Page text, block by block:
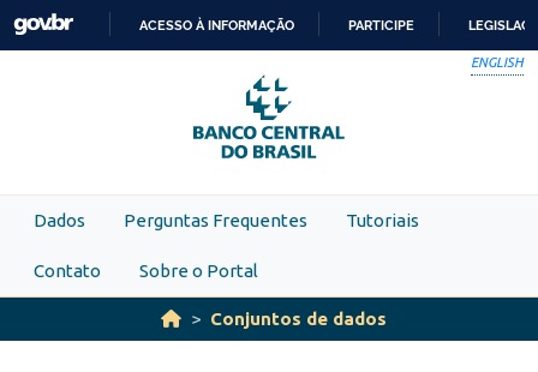
Skip to main content
PARA
O
CONTEÚDO
ACESSO À INFORMAÇÃO PARTICIPE
ENGLISH
Dados Perguntas Frequentes Tutoriais
Contato Sobre o Portal
Conjuntos de dados